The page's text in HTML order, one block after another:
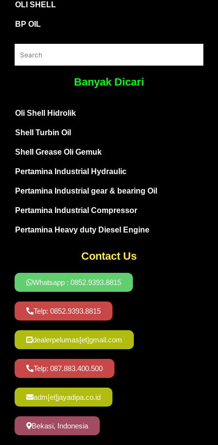
OLI SHELL
BP OIL
Banyak Dicari
Oli Shell Hidrolik
Shell Turbin Oil
Shell Grease Oli Gemuk
Pertamina Industrial Hydraulic
Pertamina Industrial gear & bearing Oil
Pertamina Industrial Compressor
Pertamina Heavy duty Diesel Engine
Contact Us
Whatsapp : 0852.9393.8815
Telp: 0852.9393.8815
dealerpelumas[et]gmail.com
Telp: 087.883.400.500
adm[et]jayadipa.co.id
Bekasi, Indonesia